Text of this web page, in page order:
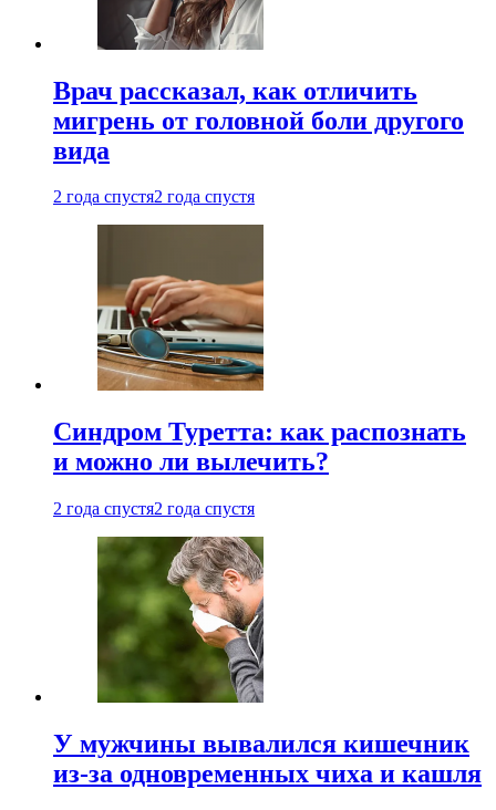
Врач рассказал, как отличить
мигрень от головной боли другого
вида
2 года спустя2 года спустя
Синдром Туретта: как распознать
и можно ли вылечить?
2 года спустя2 года спустя
У мужчины вывалился кишечник
из-за одновременных чиха и кашля